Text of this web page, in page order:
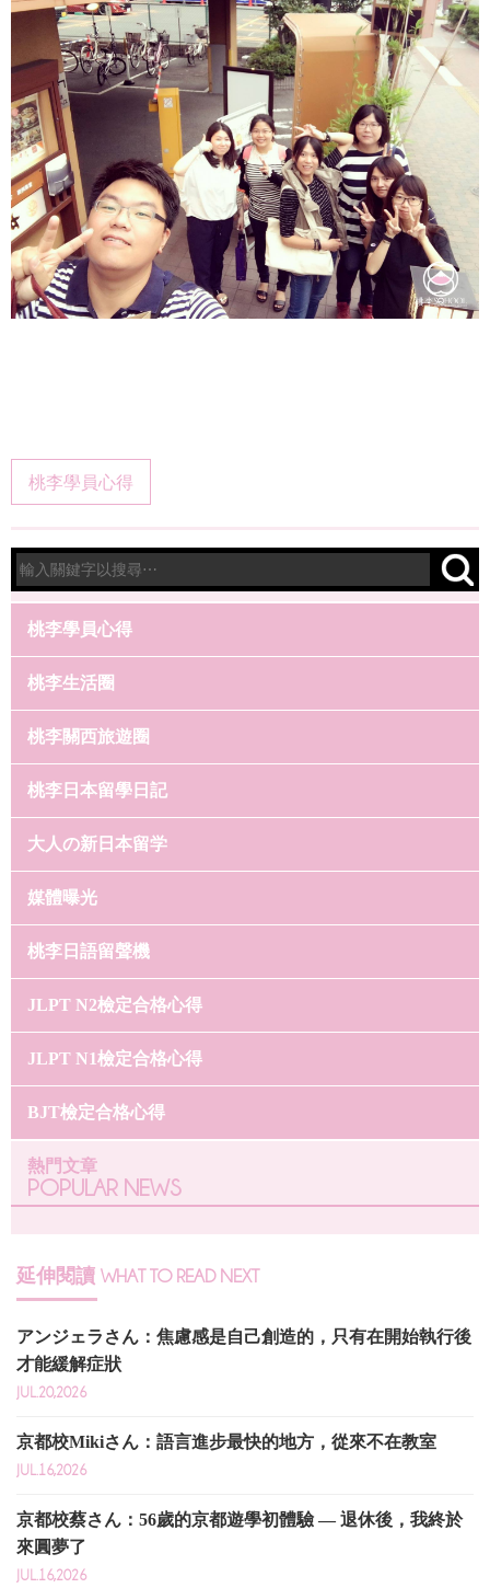
桃李學員心得
桃李學員心得
桃李生活圈
桃李關西旅遊圈
桃李日本留學日記
大人の新日本留学
媒體曝光
桃李日語留聲機
JLPT N2檢定合格心得
JLPT N1檢定合格心得
BJT檢定合格心得
熱門文章
POPULAR NEWS
延伸閱讀 WHAT TO READ NEXT
アンジェラさん：焦慮感是自己創造的，只有在開始執行後
才能緩解症狀
JUL.20,2026
京都校Mikiさん：語言進步最快的地方，從來不在教室
JUL.16,2026
京都校蔡さん：56歲的京都遊學初體驗 — 退休後，我終於
來圓夢了
JUL.16,2026